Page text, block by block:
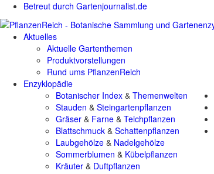
Betreut durch Gartenjournalist.de
Aktuelles
Aktuelle Gartenthemen
Produktvorstellungen
Rund ums PflanzenReich
Enzyklopädie
Botanischer Index & Themenwelten
Stauden & Steingartenpflanzen
Gräser & Farne & Teichpflanzen
Blattschmuck & Schattenpflanzen
Laubgehölze & Nadelgehölze
Sommerblumen & Kübelpflanzen
Kräuter & Duftpflanzen